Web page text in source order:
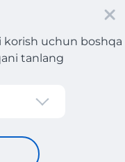
korish uchun boshqa
tanlang